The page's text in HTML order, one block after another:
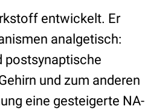
entwickelt. Er
analgetisch:
postsynaptische
und zum anderen
eine gesteigerte NA-